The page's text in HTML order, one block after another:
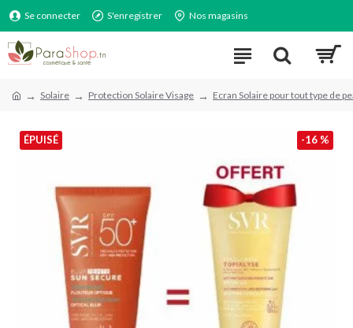
Se connecter S'enregistrer Nos magasins
Solaire Protection Solaire Visage Ecran Solaire pour tout type de
-16 %
ÉPUISÉ